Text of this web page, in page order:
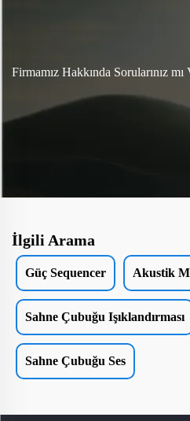
Firmamız Hakkında Sorularınız mı
İlgili Arama
Güç Sequencer Akustik
Sahne Çubuğu Işıklandırması
Sahne Çubuğu Ses